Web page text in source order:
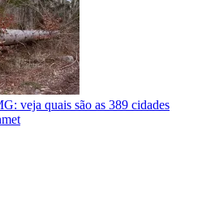
veja quais são as 389 cidades